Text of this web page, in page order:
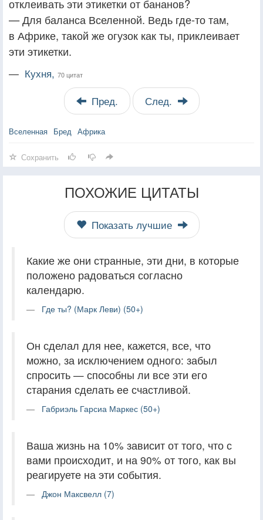
отклеивать эти этикетки от бананов?
— Для баланса Вселенной. Ведь где-то там,
в Африке, такой же огузок как ты, приклеивает
эти этикетки.
— Кухня, 70 цитат
Пред. След.
Вселенная Бред Африка
Сохранить
ПОХОЖИЕ ЦИТАТЫ
Показать лучшие
Какие же они странные, эти дни, в которые
положено радоваться согласно
календарю.
Где ты? (Марк Леви) (50+)
Он сделал для нее, кажется, все, что
можно, за исключением одного: забыл
спросить — способны ли все эти его
старания сделать ее счастливой.
Габриэль Гарсиа Маркес (50+)
Ваша жизнь на 10% зависит от того, что с
вами происходит, и на 90% от того, как вы
реагируете на эти события.
Джон Максвелл (7)